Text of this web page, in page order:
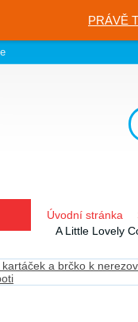
PRÁVĚ
Úvodní stránka
A Little Lovely